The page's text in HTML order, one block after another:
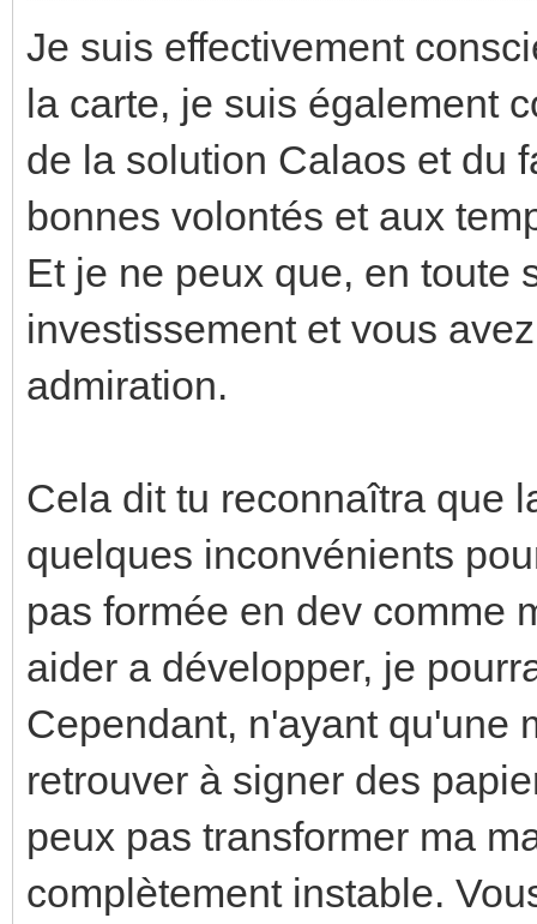
Je suis effectivement
la carte, je suis également
de la solution Calaos et du
bonnes volontés et aux
Et je ne peux que, en toute
investissement et vous
admiration.
Cela dit tu reconnaîtra que
quelques inconvénients
pas formée en dev comme
aider a développer, je
Cependant, n'ayant qu'une
retrouver à signer des
peux pas transformer ma
complètement instable.